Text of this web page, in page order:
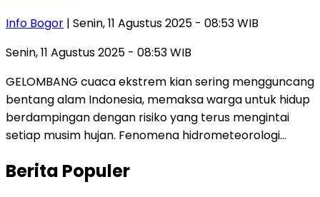
Info Bogor | Senin, 11 Agustus 2025 - 08:53 WIB
Senin, 11 Agustus 2025 - 08:53 WIB
GELOMBANG cuaca ekstrem kian sering mengguncang
bentang alam Indonesia, memaksa warga untuk hidup
berdampingan dengan risiko yang terus mengintai
setiap musim hujan. Fenomena hidrometeorologi…
Berita Populer